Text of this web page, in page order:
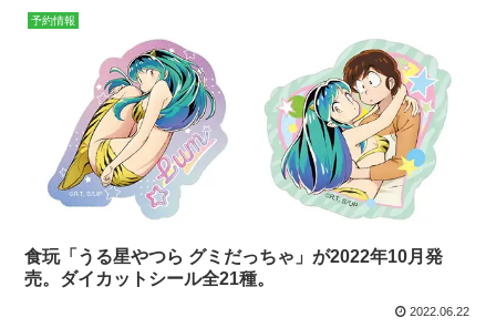
予約情報
食玩「うる星やつら グミだっちゃ」が2022年10月発
売。ダイカットシール全21種。
2022.06.22